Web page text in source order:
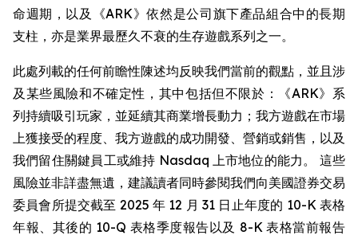
命週期，以及《ARK》依然是公司旗下產品組合中的長期
支柱，亦是業界最歷久不衰的生存遊戲系列之一。
此處列載的任何前瞻性陳述均反映我們當前的觀點，並且涉
及某些風險和不確定性，其中包括但不限於：《ARK》系
列持續吸引玩家，並延續其商業增長動力；我方遊戲在市場
上獲接受的程度、我方遊戲的成功開發、營銷或銷售，以及
我們留住關鍵員工或維持 Nasdaq 上市地位的能力。 這些
風險並非詳盡無遺，建議讀者同時參閱我們向美國證券交易
委員會所提交截至 2025 年 12 月 31 日止年度的 10-K 表格
年報、其後的 10-Q 表格季度報告以及 8-K 表格當前報告